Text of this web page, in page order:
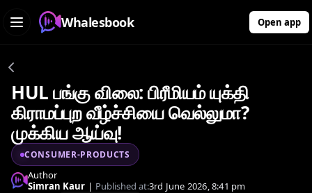
Whalesbook Open app
HUL பங்கு விலை: பிரீமியம் யுக்தி
கிராமப்புற வீழ்ச்சியை வெல்லுமா?
முக்கிய ஆய்வு!
CONSUMER-PRODUCTS
Author
Simran Kaur | Published at:3rd June 2026, 8:41 pm